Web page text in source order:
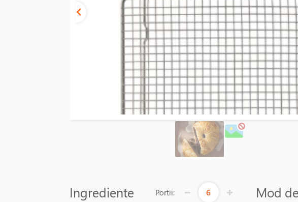
Ingrediente Portii: 6 Mod